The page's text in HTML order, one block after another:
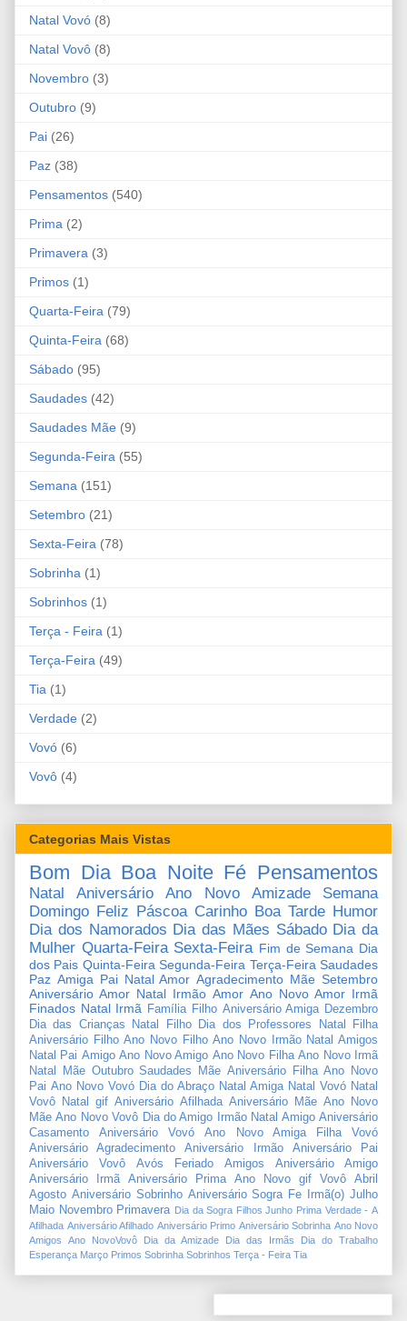
Natal Vovó (8)
Natal Vovô (8)
Novembro (3)
Outubro (9)
Pai (26)
Paz (38)
Pensamentos (540)
Prima (2)
Primavera (3)
Primos (1)
Quarta-Feira (79)
Quinta-Feira (68)
Sábado (95)
Saudades (42)
Saudades Mãe (9)
Segunda-Feira (55)
Semana (151)
Setembro (21)
Sexta-Feira (78)
Sobrinha (1)
Sobrinhos (1)
Terça - Feira (1)
Terça-Feira (49)
Tia (1)
Verdade (2)
Vovó (6)
Vovô (4)
Categorias Mais Vistas
Bom Dia Boa Noite Fé Pensamentos
Natal Aniversário Ano Novo Amizade
Semana
Domingo Feliz Páscoa Carinho Boa Tarde Humor
Dia dos Namorados Dia das Mães Sábado Dia da
Mulher Quarta-Feira Sexta-Feira Fim de Semana Dia
dos Pais Quinta-Feira Segunda-Feira Terça-Feira Saudades
Paz Amiga Pai Natal Amor Agradecimento Mãe Setembro
Aniversário Amor Natal Irmão Amor Ano Novo Amor Irmã
Finados Natal Irmã Família Filho Aniversário Amiga Dezembro
Dia das Crianças
Natal Filho Dia dos Professores
Natal Filha
Aniversário Filho Ano Novo Filho Ano Novo Irmão Natal Amigos
Natal Pai Amigo Ano Novo Amigo Ano Novo Filha Ano Novo Irmã
Natal Mãe Outubro Saudades Mãe Aniversário Filha Ano Novo
Pai Ano Novo Vovó Dia do Abraço Natal Amiga Natal Vovó Natal
Vovô
Natal gif Aniversário Afilhada Aniversário Mãe Ano Novo
Mãe Ano Novo Vovô Dia do Amigo Irmão Natal Amigo Aniversário
Casamento
Aniversário Vovó Ano Novo Amiga Filha
Vovó
Aniversário Agradecimento
Aniversário Irmão
Aniversário Pai
Aniversário Vovô
Avós Feriado Amigos
Aniversário Amigo
Aniversário Irmã
Aniversário Prima Ano Novo gif Vovô
Abril
Agosto Aniversário Sobrinho Aniversário Sogra Fe Irmã(o) Julho
Maio Novembro Primavera Dia da Sogra Filhos Junho Prima Verdade - A
Afilhada Aniversário Afilhado Aniversário Primo Aniversário Sobrinha Ano Novo
Amigos
Ano NovoVovô Dia da Amizade Dia das Irmãs
Dia do Trabalho
Esperança Março Primos Sobrinha Sobrinhos Terça - Feira Tia